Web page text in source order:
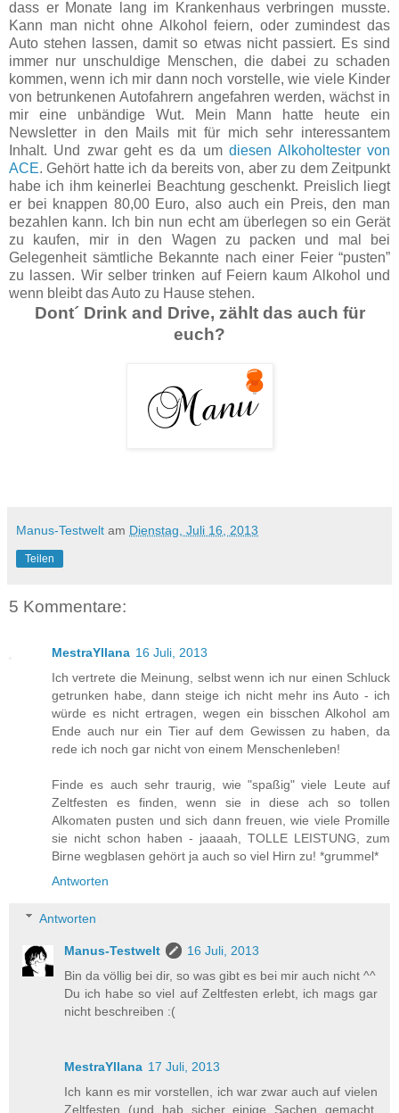
dass er Monate lang im Krankenhaus verbringen musste.
Kann man nicht ohne Alkohol feiern, oder zumindest das
Auto stehen lassen, damit so etwas nicht passiert. Es sind
immer nur unschuldige Menschen, die dabei zu schaden
kommen, wenn ich mir dann noch vorstelle, wie viele Kinder
von betrunkenen Autofahrern angefahren werden, wächst in
mir eine unbändige Wut. Mein Mann hatte heute ein
Newsletter in den Mails mit für mich sehr interessantem
Inhalt. Und zwar geht es da umdiesen Alkoholtester von
ACE. Gehört hatte ich da bereits von, aber zu dem Zeitpunkt
habe ich ihm keinerlei Beachtung geschenkt. Preislich liegt
er bei knappen 80,00 Euro, also auch ein Preis, den man
bezahlen kann. Ich bin nun echt am überlegen so ein Gerät
zu kaufen, mir in den Wagen zu packen und mal bei
Gelegenheit sämtliche Bekannte nach einer Feier “pusten”
zu lassen. Wir selber trinken auf Feiern kaum Alkohol und
wenn bleibt das Auto zu Hause stehen.
Dont´ Drink and Drive, zählt das auch für
euch?
Manus-Testwelt am Dienstag, Juli 16, 2013
Teilen
5 Kommentare:
MestraYllana 16 Juli, 2013
Ich vertrete die Meinung, selbst wenn ich nur einen Schluck
getrunken habe, dann steige ich nicht mehr ins Auto - ich
würde es nicht ertragen, wegen ein bisschen Alkohol am
Ende auch nur ein Tier auf dem Gewissen zu haben, da
rede ich noch gar nicht von einem Menschenleben!
Finde es auch sehr traurig, wie "spaßig" viele Leute auf
Zeltfesten es finden, wenn sie in diese ach so tollen
Alkomaten pusten und sich dann freuen, wie viele Promille
sie nicht schon haben - jaaaah, TOLLE LEISTUNG, zum
Birne wegblasen gehört ja auch so viel Hirn zu! *grummel*
Antworten
Antworten
Manus-Testwelt
16 Juli, 2013
Bin da völlig bei dir, so was gibt es bei mir auch nicht ^^
Du ich habe so viel auf Zeltfesten erlebt, ich mags gar
nicht beschreiben :(
MestraYllana 17 Juli, 2013
Ich kann es mir vorstellen, ich war zwar auch auf vielen
Zeltfesten (und hab sicher einige Sachen gemacht,